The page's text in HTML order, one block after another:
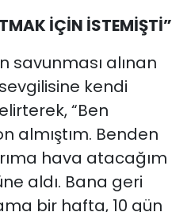
İÇİN İSTEMİŞTİ”
savunması alınan
kendi
“Ben
almıştım. Benden
hava atacağım
aldı. Bana geri
bir hafta, 10 gün